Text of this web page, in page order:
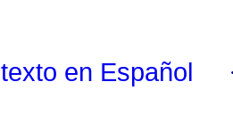
texto en Español